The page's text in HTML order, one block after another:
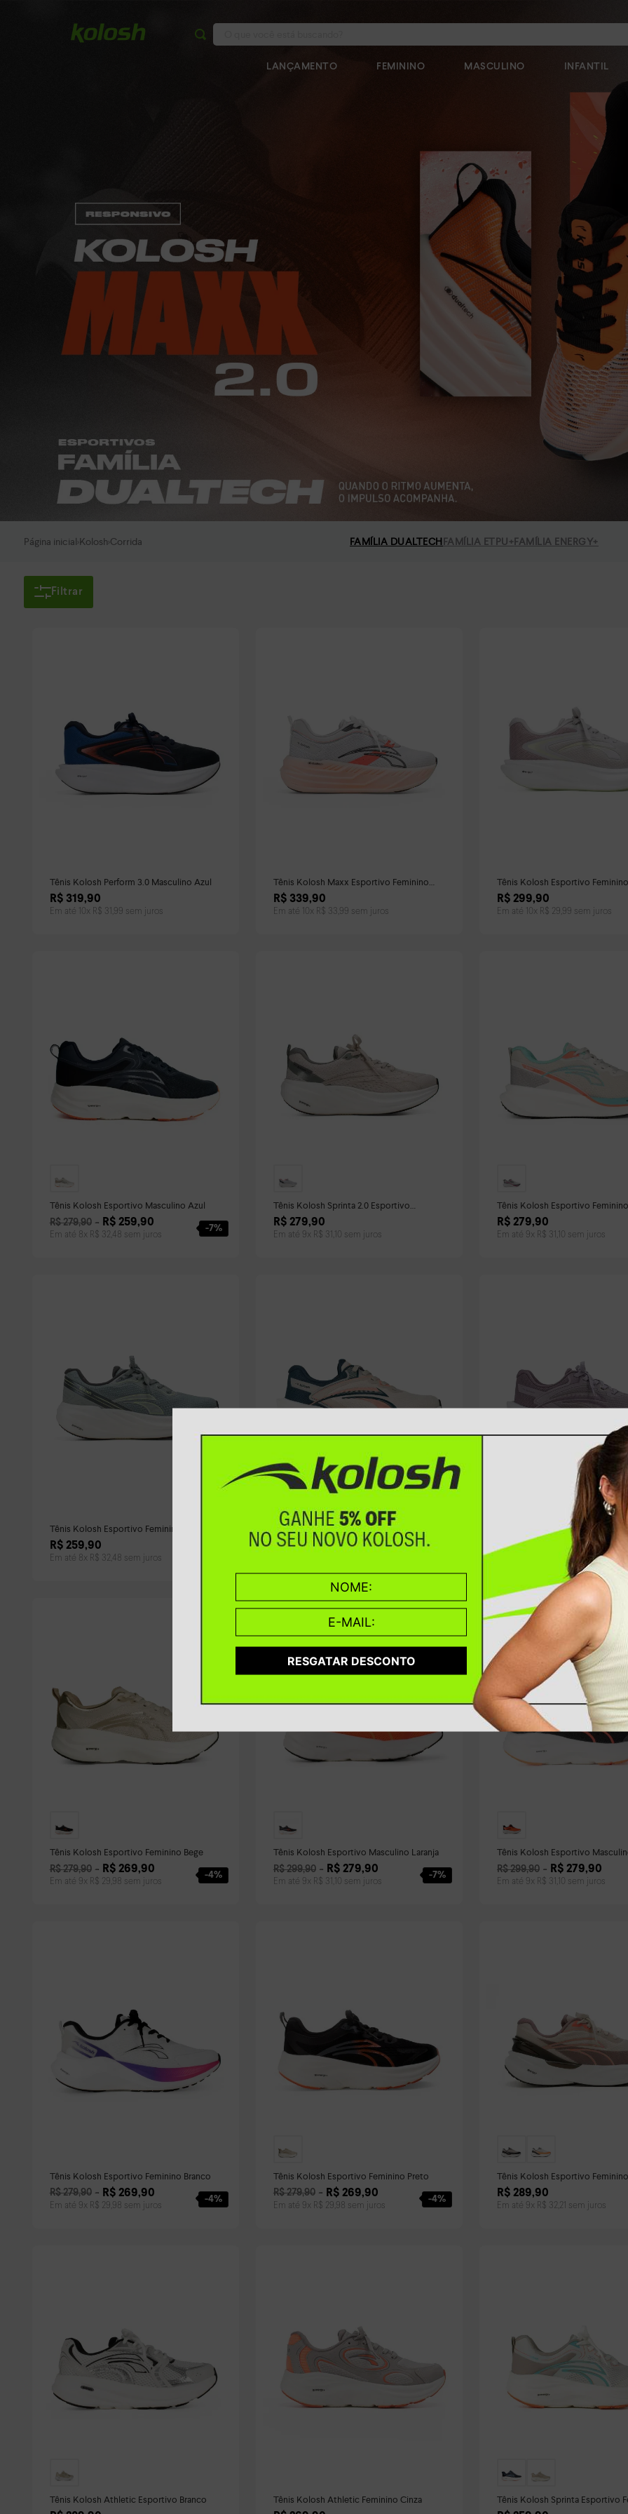
O que você está buscando?
LANÇAMENTO FEMININO MASCULINO INFANTIL
RESGATAR DESCONTO
Página inicial>Kolosh>Corrida FAMÍLIA DUALTECHFAMÍLIA ETPU+FAMÍLIA ENERGY+
Filtrar
Tênis Kolosh Perform 3.0 Masculino Azul
R$ 319,90
Em até 10 x R$ 31 ,99 sem juros
Tênis Kolosh Maxx Esportivo Feminino
Branco
R$ 339,90
Em até 10 x R$ 33,99 sem juros
Tênis Kolosh Esportivo
R$ 299,90
Em até 10 x R$ 29,99 sem juros
Tênis Kolosh Esportivo Masculino Azul
R$ 279,90 R$ 259,90
Em até 8 x R$ 32,48 sem juros
-7%
Tênis Kolosh Sprinta 2.0 Esportivo
Feminino Bege
R$ 279,90
Em até 9 x R$ 31 ,10 sem juros
Tênis Kolosh Esportivo
R$ 279,90
Em até 9 x R$ 31 ,10 sem juros
Tênis Kolosh Esportivo Feminino Verde
R$ 259,90
Em até 8 x R$ 32,48 sem juros
Tênis Kolosh Perform 2.0 Esportivo
Feminino Cinza e Azul
R$249,90
Tênis Kolosh Perform 2.0
Feminino Lilás
R$249
23sem juros
Tênis Kolosh Esportivo Feminino Bege
R$ 279,90 R$ 269,90
Em até 9 x R$ 29,98 sem juros
-4%
Tênis Kolosh Esportivo Masculino Laranja
R$ 299,90 R$ 279,90
Em até 9 x R$ 31 ,10 sem juros
-7%
Tênis Kolosh Esportivo
R$ 299,90 R$ 279,90
Em até 9 x R$ 31 ,10 sem juros
Tênis Kolosh Esportivo Feminino Branco
R$ 279,90 R$ 269,90
Em até 9 x R$ 29,98 sem juros
-4%
Tênis Kolosh Esportivo Feminino Preto
R$ 279,90 R$ 269,90
Em até 9 x R$ 29,98 sem juros
-4%
Tênis Kolosh Esportivo
Pink Júpiter
R$ 289,90
Em até 9 x R$ 32,21 sem juros
Tênis Kolosh Athletic Esportivo Branco Tênis Kolosh Athletic Feminino Cinza
Tênis Kolosh Sprinta Esportivo
Colorido